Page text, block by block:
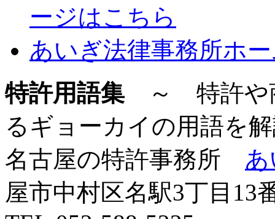
ージはこちら
あいぎ法律事務所ホ
特許用語集 ～ 特許や
るギョーカイの用語を
名古屋の特許事務所
屋市中村区名駅3丁目